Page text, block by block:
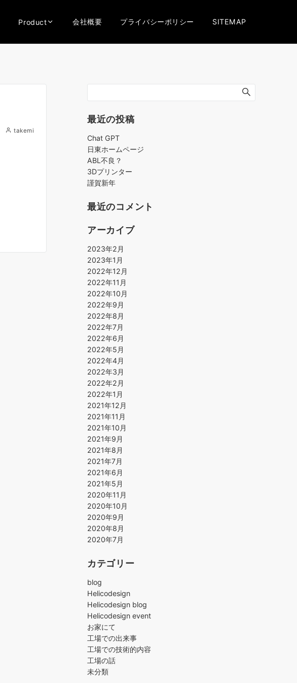
Product 会社概要 プライバシーポリシー SITEMAP
takemi
最近の投稿
Chat GPT
日東ホームページ
ABL不良？
3Dプリンター
謹賀新年
最近のコメント
アーカイブ
2023年2月
2023年1月
2022年12月
2022年11月
2022年10月
2022年9月
2022年8月
2022年7月
2022年6月
2022年5月
2022年4月
2022年3月
2022年2月
2022年1月
2021年12月
2021年11月
2021年10月
2021年9月
2021年8月
2021年7月
2021年6月
2021年5月
2020年11月
2020年10月
2020年9月
2020年8月
2020年7月
カテゴリー
blog
Helicodesign
Helicodesign blog
Helicodesign event
お家にて
工場での出来事
工場での技術的内容
工場の話
未分類